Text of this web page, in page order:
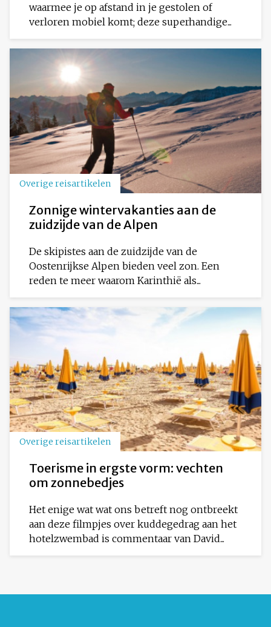
waarmee je op afstand in je gestolen of
verloren mobiel komt; deze superhandige...
Overige reisartikelen
Zonnige wintervakanties aan de
zuidzijde van de Alpen
De skipistes aan de zuidzijde van de
Oostenrijkse Alpen bieden veel zon. Een
reden te meer waarom Karinthië als...
Overige reisartikelen
Toerisme in ergste vorm: vechten
om zonnebedjes
Het enige wat wat ons betreft nog ontbreekt
aan deze filmpjes over kuddegedrag aan het
hotelzwembad is commentaar van David...